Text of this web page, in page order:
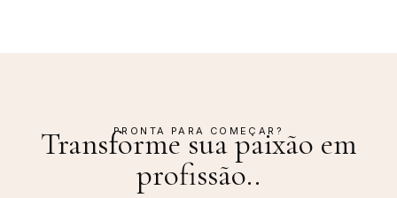
PRONTA PARA COMEÇAR?
Transforme sua paixão em
profissão..